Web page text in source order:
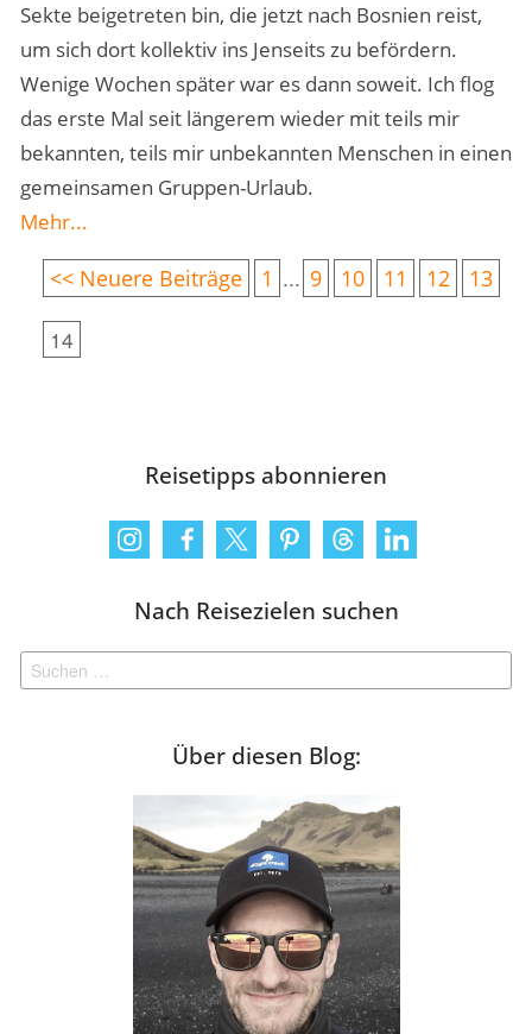
Sekte beigetreten bin, die jetzt nach Bosnien reist,
um sich dort kollektiv ins Jenseits zu befördern.
Wenige Wochen später war es dann soweit. Ich flog
das erste Mal seit längerem wieder mit teils mir
bekannten, teils mir unbekannten Menschen in einen
gemeinsamen Gruppen-Urlaub.
Mehr...
<< Neuere Beiträge 1 ... 9 10 11 12 13
14
Reisetipps abonnieren
Nach Reisezielen suchen
nach:
Über diesen Blog: